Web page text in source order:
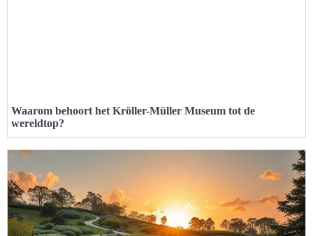
Waarom behoort het Kröller-Müller Museum tot de
wereldtop?